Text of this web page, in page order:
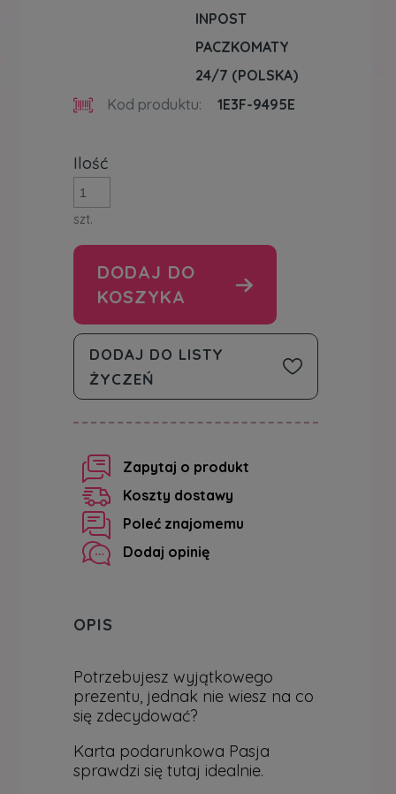
INPOST
PACZKOMATY
24/7 (POLSKA)
Kod produktu:
1E3F-9495E
Ilość
szt.
DODAJ DO
KOSZYKA
DODAJ DO LISTY
ŻYCZEŃ
zapytaj o produkt
koszty dostawy
poleć znajomemu
dodaj opinię
OPIS
Potrzebujesz wyjątkowego
prezentu, jednak nie wiesz na co
się zdecydować?
Karta podarunkowa Pasja
sprawdzi się tutaj idealnie.